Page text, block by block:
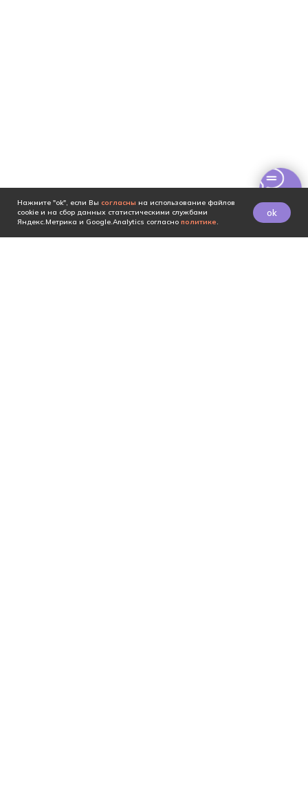
Нажмите "ok", если Вы согласны на использование файлов
cookie и на сбор данных статистическими службами
Яндекс.Метрика и Google.Analytics согласно политике.
ok